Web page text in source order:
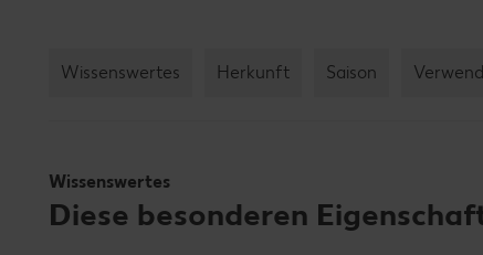
Wissenswertes Herkunft Saison
Wissenswertes
Diese besonderen